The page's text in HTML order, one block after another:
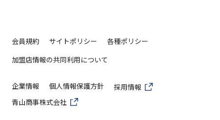
会員規約 サイトポリシー
各種ポリシー
加盟店情報の共同利用について
企業情報 個人情報保護方針
採用情報
青山商事株式会社